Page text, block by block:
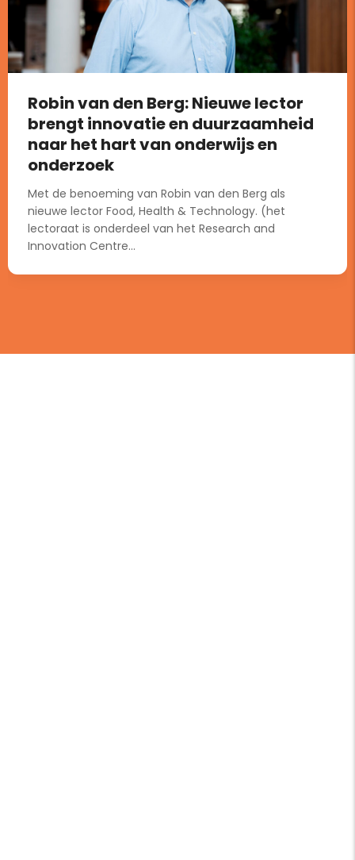
Robin van den Berg: Nieuwe lector
brengt innovatie en duurzaamheid
naar het hart van onderwijs en
onderzoek
Met de benoeming van Robin van den Berg als
nieuwe lector Food, Health & Technology. (het
lectoraat is onderdeel van het Research and
Innovation Centre...